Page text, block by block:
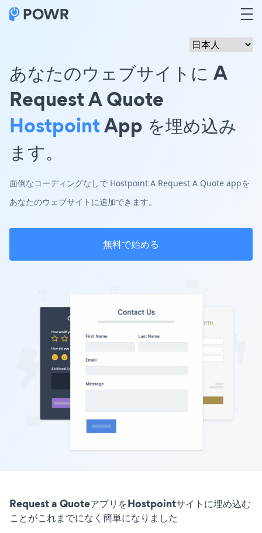
あなたのウェブサイトに A
Request A Quote
HostpointApp を埋め込み
ます。
面倒なコーディングなしで Hostpoint A Request A Quote appを
あなたのウェブサイトに追加できます。
無料で始める
Request a QuoteアプリをHostpointサイトに埋め込む
ことがこれまでになく簡単になりました